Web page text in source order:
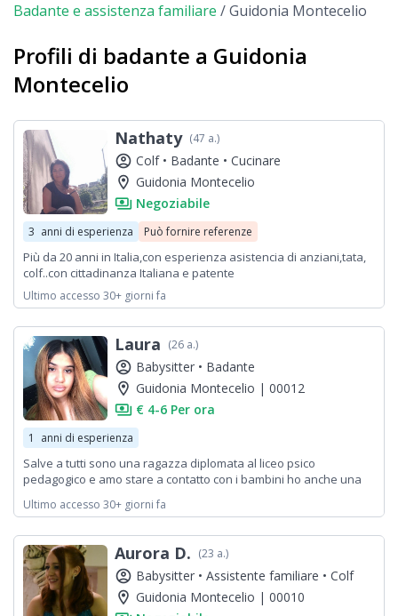
Badante e assistenza familiare /Guidonia Montecelio
Profili di badante a Guidonia
Montecelio
Nathaty (47 a.)
account_circle Colf • Badante • Cucinare
location_on Guidonia Montecelio
payments Negoziabile
3 anni di esperienza Può fornire referenze
Più da 20 anni in Italia,con esperienza asistencia di anziani,tata,
colf..con cittadinanza Italiana e patente
Ultimo accesso 30+ giorni fa
Laura (26 a.)
account_circle Babysitter • Badante
location_on Guidonia Montecelio | 00012
payments € 4-6 Per ora
1 anni di esperienza
Salve a tutti sono una ragazza diplomata al liceo psico
pedagogico e amo stare a contatto con i bambini ho anche una
Ultimo accesso 30+ giorni fa
Aurora D. (23 a.)
account_circle Babysitter • Assistente familiare • Colf
location_on Guidonia Montecelio | 00010